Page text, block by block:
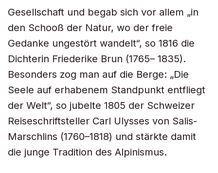
Gesellschaft und begab sich vor allem „in
den Schooß der Natur, wo der freie
Gedanke ungestört wandelt“, so 1816 die
Dichterin Friederike Brun (1765– 1835).
Besonders zog man auf die Berge: „Die
Seele auf erhabenem Standpunkt entfliegt
der Welt“, so jubelte 1805 der Schweizer
Reiseschriftsteller Carl Ulysses von Salis-
Marschlins (1760–1818) und stärkte damit
die junge Tradition des Alpinismus.